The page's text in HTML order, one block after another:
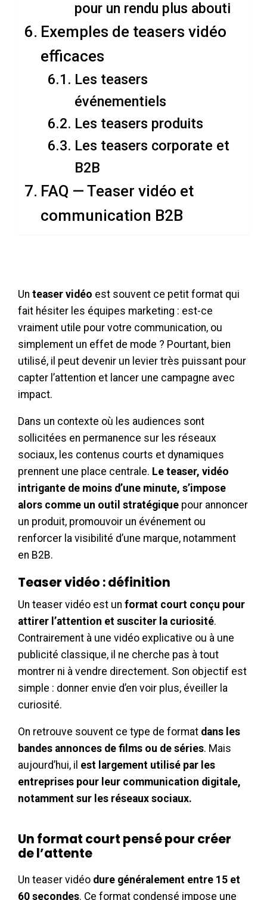
Un teaser vidéo est souvent ce petit format qui
fait hésiter les équipes marketing : est-ce
vraiment utile pour votre communication, ou
simplement un effet de mode ? Pourtant, bien
utilisé, il peut devenir un levier très puissant pour
capter l’attention et lancer une campagne avec
impact.
Dans un contexte où les audiences sont
sollicitées en permanence sur les réseaux
sociaux, les contenus courts et dynamiques
prennent une place centrale. Le teaser, vidéo
intrigante de moins d’une minute, s’impose
alors comme un outil stratégique pour annoncer
un produit, promouvoir un événement ou
renforcer la visibilité d’une marque, notamment
en B2B.
Teaser vidéo : définition
Un teaser vidéo est un format court conçu pour
attirer l’attention et susciter la curiosité.
Contrairement à une vidéo explicative ou à une
publicité classique, il ne cherche pas à tout
montrer ni à vendre directement. Son objectif est
simple : donner envie d’en voir plus, éveiller la
curiosité.
On retrouve souvent ce type de format dans les
bandes annonces de films ou de séries. Mais
aujourd’hui, il est largement utilisé par les
entreprises pour leur communication digitale,
notamment sur les réseaux sociaux.
Un format court pensé pour créer
de l’attente
Un teaser vidéo dure généralement entre 15 et
60 secondes. Ce format condensé impose une
pour un rendu plus abouti
Exemples de teasers vidéo
efficaces
Les teasers
événementiels
Les teasers produits
Les teasers corporate et
B2B
FAQ — Teaser vidéo et
communication B2B